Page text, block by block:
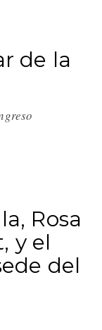
de la
Rosa
y el
del